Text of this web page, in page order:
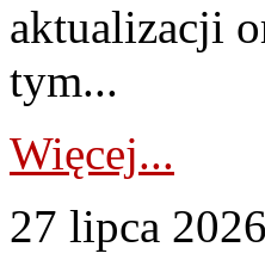
aktualizacji
tym...
Więcej...
27 lipca